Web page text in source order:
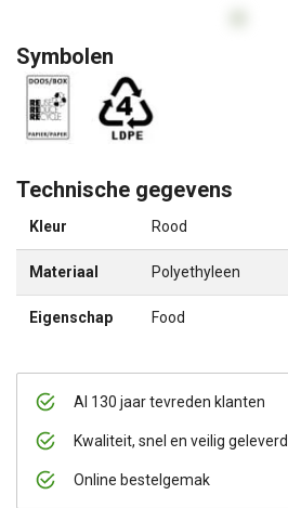
Al 130 jaar tevreden klanten
Kwaliteit, snel en veilig geleverd
Online bestelgemak
Symbolen
Technische gegevens
Kleur Rood
Materiaal Polyethyleen
Eigenschap Food